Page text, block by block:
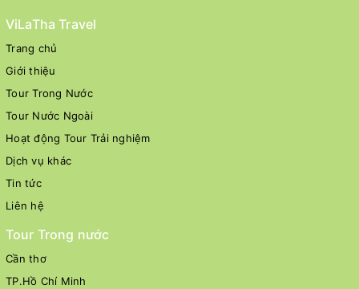
ViLaTha Travel
Trang chủ
Giới thiệu
Tour Trong Nước
Tour Nước Ngoài
Hoạt động Tour Trải nghiệm
Dịch vụ khác
Tin tức
Liên hệ
Tour Trong nước
Cần thơ
TP.Hồ Chí Minh